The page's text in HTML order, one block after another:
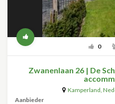
0
Zwanenlaan 26 | De
Kamperland,
Aanbieder